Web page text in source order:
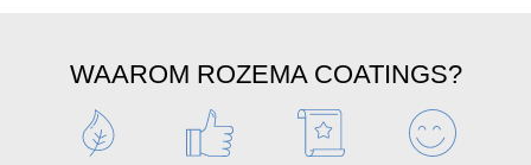
WAAROM ROZEMA COATINGS?